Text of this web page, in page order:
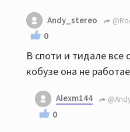
Andy_stereo
0
В споти и тидале все
кобузе она не
Alexm144
0